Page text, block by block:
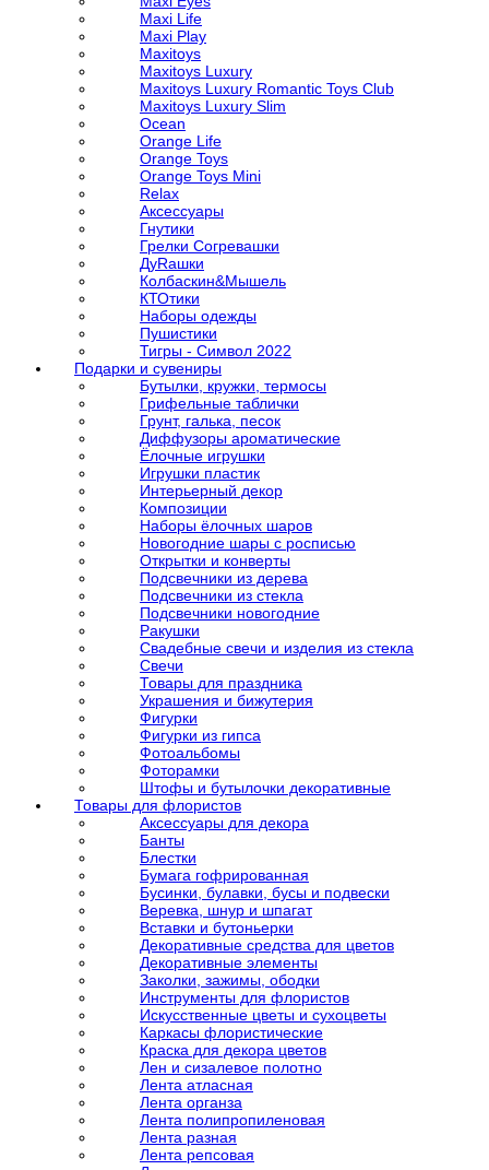
Maxi Life
Maxi Play
Maxitoys
Maxitoys Luxury
Maxitoys Luxury Romantic Toys Club
Maxitoys Luxury Slim
Ocean
Orange Life
Orange Toys
Orange Toys Mini
Relax
Аксессуары
Гнутики
Грелки Согревашки
ДуRашки
Колбаскин&Мышель
КТОтики
Наборы одежды
Пушистики
Тигры - Символ 2022
Подарки и сувениры
Бутылки, кружки, термосы
Грифельные таблички
Грунт, галька, песок
Диффузоры ароматические
Ёлочные игрушки
Игрушки пластик
Интерьерный декор
Композиции
Наборы ёлочных шаров
Новогодние шары с росписью
Открытки и конверты
Подсвечники из дерева
Подсвечники из стекла
Подсвечники новогодние
Ракушки
Свадебные свечи и изделия из стекла
Свечи
Товары для праздника
Украшения и бижутерия
Фигурки
Фигурки из гипса
Фотоальбомы
Фоторамки
Штофы и бутылочки декоративные
Товары для флористов
Аксессуары для декора
Банты
Блестки
Бумага гофрированная
Бусинки, булавки, бусы и подвески
Веревка, шнур и шпагат
Вставки и бутоньерки
Декоративные средства для цветов
Декоративные элементы
Заколки, зажимы, ободки
Инструменты для флористов
Искусственные цветы и сухоцветы
Каркасы флористические
Краска для декора цветов
Лен и сизалевое полотно
Лента атласная
Лента органза
Лента полипропиленовая
Лента разная
Лента репсовая